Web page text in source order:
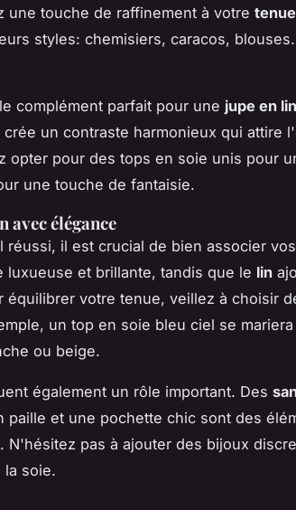
une touche de raffinement à votre tenue
styles: chemisiers, caracos,
complément parfait pour une jupe en lin
crée un contraste harmonieux qui attire
opter pour des tops en soie unis pour
une touche de fantaisie.
avec élégance
réussi, il est crucial de bien associer
luxueuse et brillante, tandis que le lin
équilibrer votre tenue, veillez à choisir
un top en soie bleu ciel se
ou beige.
également un rôle important. Des
paille et une pochette chic sont des
. N'hésitez pas à ajouter des bijoux
la soie.